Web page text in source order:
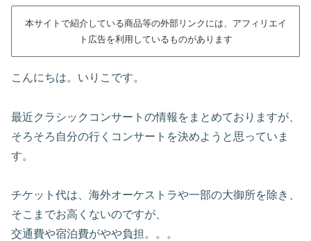
本サイトで紹介している商品等の外部リンクには、アフィリエイ
ト広告を利用しているものがあります
こんにちは。いりこです。
最近クラシックコンサートの情報をまとめておりますが、
そろそろ自分の行くコンサートを決めようと思っていま
す。
チケット代は、海外オーケストラや一部の大御所を除き、
そこまでお高くないのですが、
交通費や宿泊費がやや負担。。。